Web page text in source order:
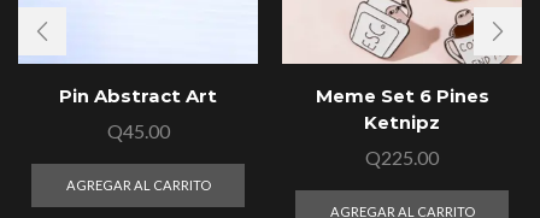
Pin Abstract Art
Q45.00
AGREGAR AL CARRITO
Meme Set 6 Pines
Ketnipz
Q225.00
AGREGAR AL CARRITO